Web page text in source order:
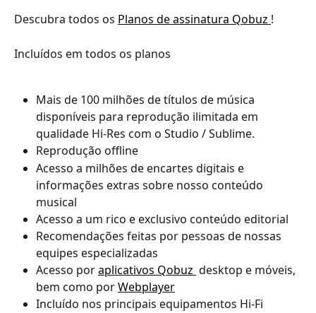
Descubra todos os Planos de assinatura Qobuz !
Incluídos em todos os planos
Mais de 100 milhões de títulos de música
disponíveis para reprodução ilimitada em
qualidade Hi-Res com o Studio / Sublime.
Reprodução offline
Acesso a milhões de encartes digitais e
informações extras sobre nosso conteúdo
musical
Acesso a um rico e exclusivo conteúdo editorial
Recomendações feitas por pessoas de nossas
equipes especializadas
Acesso por aplicativos Qobuz desktop e móveis,
bem como por Webplayer
Incluído nos principais equipamentos Hi-Fi